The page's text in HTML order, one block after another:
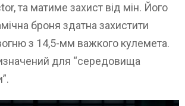
та матиме захист від мін. Його
броня здатна захистити
з 14,5-мм важкого кулемета.
для “середовища